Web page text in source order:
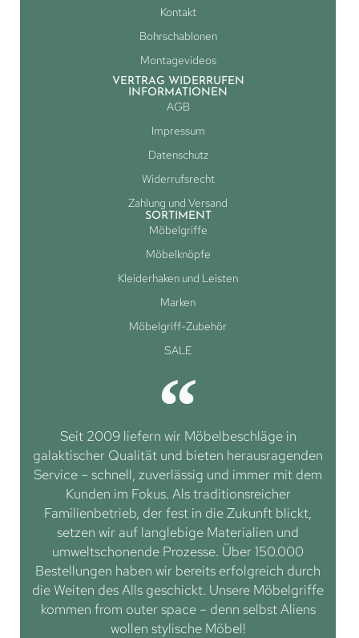
Kontakt
Bohrschablonen
Montagevideos
VERTRAG WIDERRUFEN
INFORMATIONEN
AGB
Impressum
Datenschutz
Widerrufsrecht
Zahlung und Versand
SORTIMENT
Möbelgriffe
Möbelknöpfe
Kleiderhaken und Leisten
Marken
Möbelgriff-Zubehör
SALE
Seit 2009 liefern wir Möbelbeschläge in
galaktischer Qualität und bieten herausragenden
Service – schnell, zuverlässig und immer mit dem
Kunden im Fokus. Als traditionsreicher
Familienbetrieb, der fest in die Zukunft blickt,
setzen wir auf langlebige Materialien und
umweltschonende Prozesse. Über 150.000
Bestellungen haben wir bereits erfolgreich durch
die Weiten des Alls geschickt. Unsere Möbelgriffe
kommen from outer space – denn selbst Aliens
wollen stylische Möbel!